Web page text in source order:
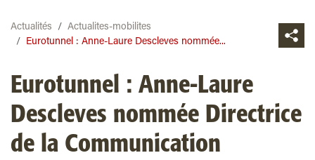
Actualités
Actualites-mobilites
Eurotunnel : Anne-Laure Descleves nommée...
Eurotunnel : Anne-Laure
Descleves nommée Directrice
de la Communication